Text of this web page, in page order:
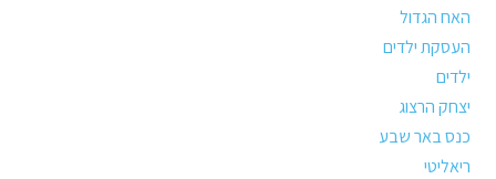
האח הגדול
העסקת ילדים
ילדים
יצחק הרצוג
כנס באר שבע
ריאליטי